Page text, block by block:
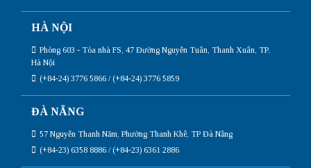
HÀ NỘI
Phòng 603 - Tòa nhà FS, 47 Đường Nguyễn Tuân, Thanh Xuân, TP.
Hà Nội
(+84-24) 3776 5866 / (+84-24) 3776 5859
ĐÀ NẴNG
57 Nguyễn Thanh Năm, Phường Thanh Khê, TP Đà Nẵng
(+84-23) 6358 8886 / (+84-23) 6361 2886